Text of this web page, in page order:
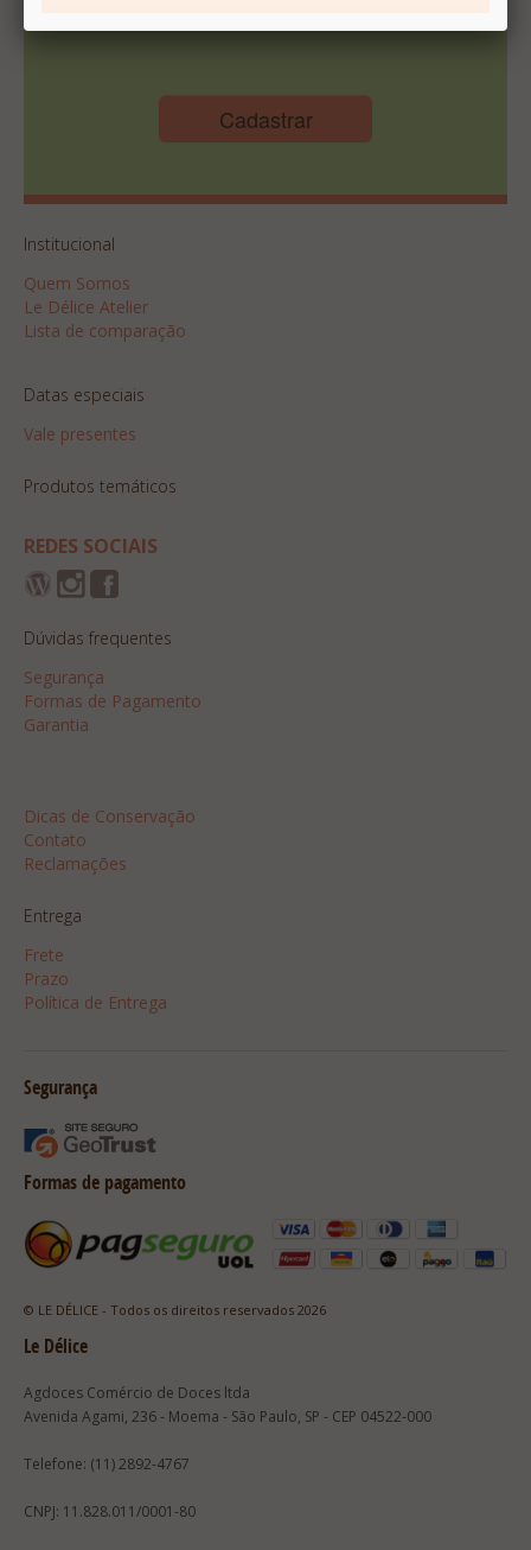
Cadastrar
Institucional
Quem Somos
Le Délice Atelier
Lista de comparação
Datas especiais
Vale presentes
Produtos temáticos
REDES SOCIAIS
Dúvidas frequentes
Segurança
Formas de Pagamento
Garantia
Dicas de Conservação
Contato
Reclamações
Entrega
Frete
Prazo
Política de Entrega
Segurança
Formas de pagamento
© LE DÉLICE - Todos os direitos reservados 2026
Le Délice
Agdoces Comércio de Doces ltda
Avenida Agami, 236 - Moema - São Paulo, SP - CEP 04522-000
Telefone: (11) 2892-4767
CNPJ: 11.828.011/0001-80